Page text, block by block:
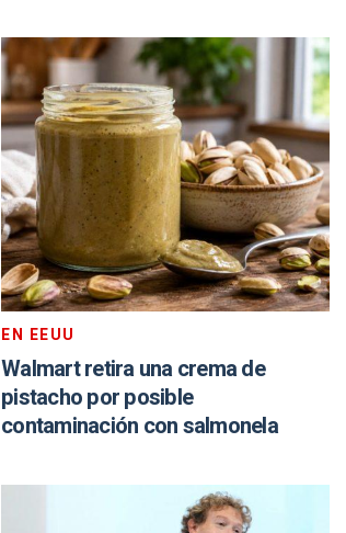
EN EEUU
Walmart retira una crema de
pistacho por posible
contaminación con salmonela